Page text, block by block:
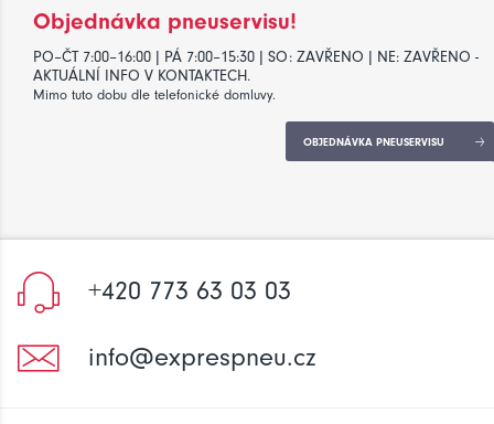
Objednávka pneuservisu!
PO–ČT 7:00–16:00 | PÁ 7:00–15:30 | SO: ZAVŘENO | NE: ZAVŘENO -
AKTUÁLNÍ INFO V KONTAKTECH.
Mimo tuto dobu dle telefonické domluvy.
OBJEDNÁVKA PNEUSERVISU
+420 773 63 03 03
info@exprespneu.cz